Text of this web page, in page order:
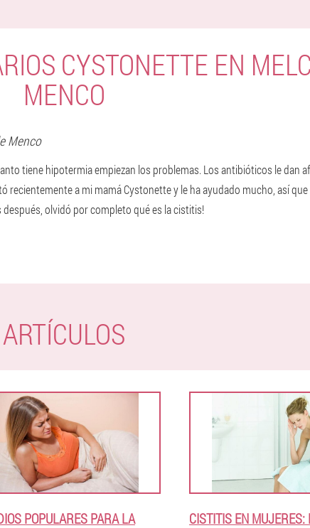
CYSTONETTE EN
MENCO
Menco
tiene hipotermia empiezan los problemas. Los antibióticos le dan
recientemente a mi mamá Cystonette y le ha ayudado mucho, así
después, olvidó por completo qué es la cistitis!
ARTÍCULOS
POPULARES PARA LA
CISTITIS EN MUJERES: